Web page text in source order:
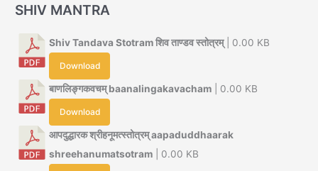
SHIV MANTRA
Shiv Tandava Stotram शिव ताण्डव स्तोत्रम्| 0.00 KB
Download
बाणलिङ्गकवचम् baanalingakavacham | 0.00 KB
Download
आपदुद्धारक श्रीहनूमत्स्तोत्रम् aapaduddhaarak
shreehanumatsotram | 0.00 KB